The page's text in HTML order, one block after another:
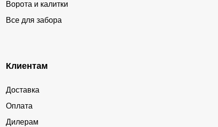
Ворота и калитки
Все для забора
Клиентам
Доставка
Оплата
Дилерам